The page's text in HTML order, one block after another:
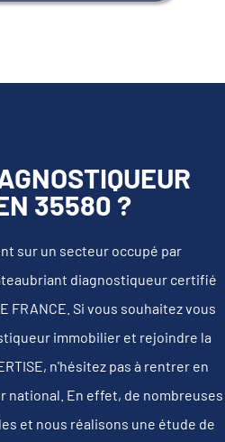
35580 ?
sur un secteur occupé par
diagnostiqueur certifié
FRANCE. Si vous souhaitez vous
immobilier et rejoindre la
n'hésitez pas à rentrer en
national. En effet, de nombreuses
et nous réalisons une étude de